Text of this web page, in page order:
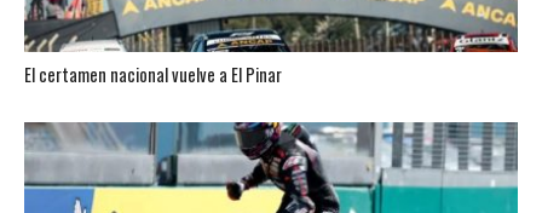
El certamen nacional vuelve a El Pinar